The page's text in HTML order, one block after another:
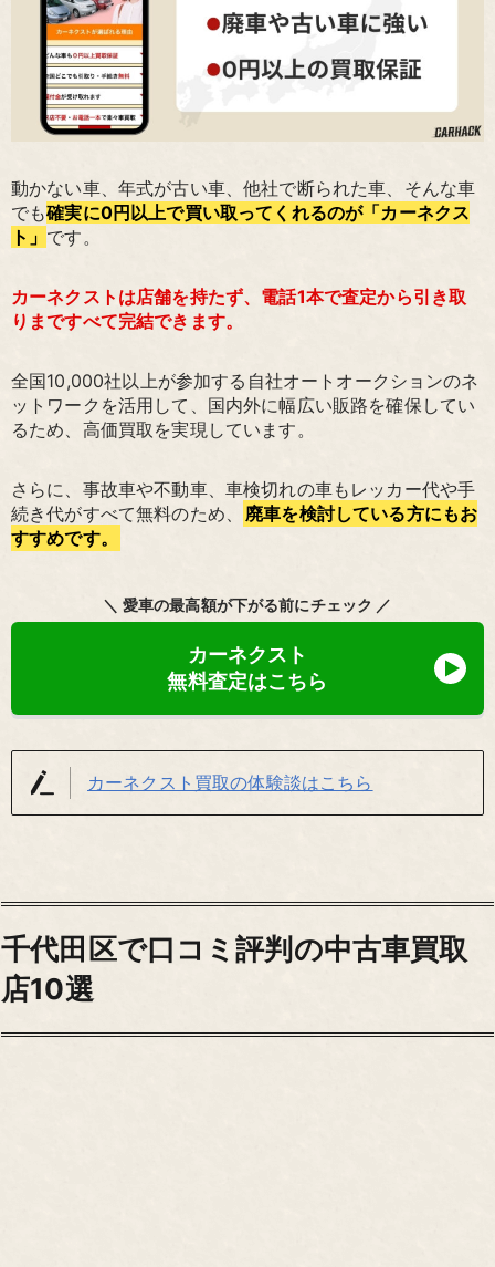
動かない車、年式が古い車、他社で断られた車、そんな車
でも確実に0円以上で買い取ってくれるのが「カーネクス
ト」 です。
カーネクストは店舗を持たず、電話1本で査定から引き取
りまですべて完結できます。
全国10,000社以上が参加する自社オートオークションのネ
ットワークを活用して、国内外に幅広い販路を確保してい
るため、高価買取を実現しています。
さらに、事故車や不動車、車検切れの車もレッカー代や手
続き代がすべて無料のため、 廃車を検討している方にもお
すすめです。
＼ 愛車の最高額が下がる前にチェック ／
カーネクスト
無料査定はこちら
カーネクスト買取の体験談はこちら
千代田区で口コミ評判の中古車買取
店10選